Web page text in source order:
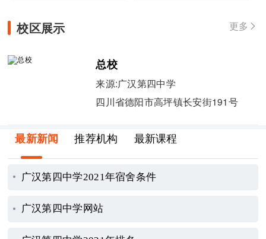
校区展示 更多 
总校
来源:广汉第四中学
四川省德阳市高坪镇长安街191号
最新新闻 推荐机构 最新课程
广汉第四中学2021年宿舍条件
广汉第四中学网站